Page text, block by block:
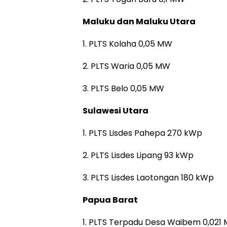
Maluku dan Maluku Utara
1. PLTS Kolaha 0,05 MW
2. PLTS Waria 0,05 MW
3. PLTS Belo 0,05 MW
Sulawesi Utara
1. PLTS Lisdes Pahepa 270 kWp
2. PLTS Lisdes Lipang 93 kWp
3. PLTS Lisdes Laotongan 180 kWp
Papua Barat
1. PLTS Terpadu Desa Waibem 0,021